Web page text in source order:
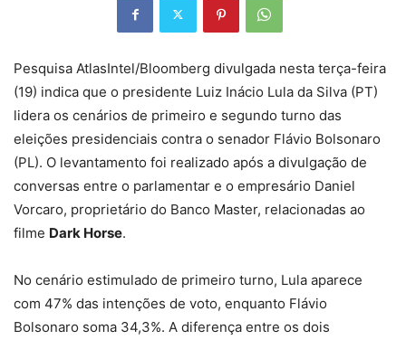
Pesquisa AtlasIntel/Bloomberg divulgada nesta terça-feira
(19) indica que o presidente Luiz Inácio Lula da Silva (PT)
lidera os cenários de primeiro e segundo turno das
eleições presidenciais contra o senador Flávio Bolsonaro
(PL). O levantamento foi realizado após a divulgação de
conversas entre o parlamentar e o empresário Daniel
Vorcaro, proprietário do Banco Master, relacionadas ao
filme Dark Horse.
No cenário estimulado de primeiro turno, Lula aparece
com 47% das intenções de voto, enquanto Flávio
Bolsonaro soma 34,3%. A diferença entre os dois